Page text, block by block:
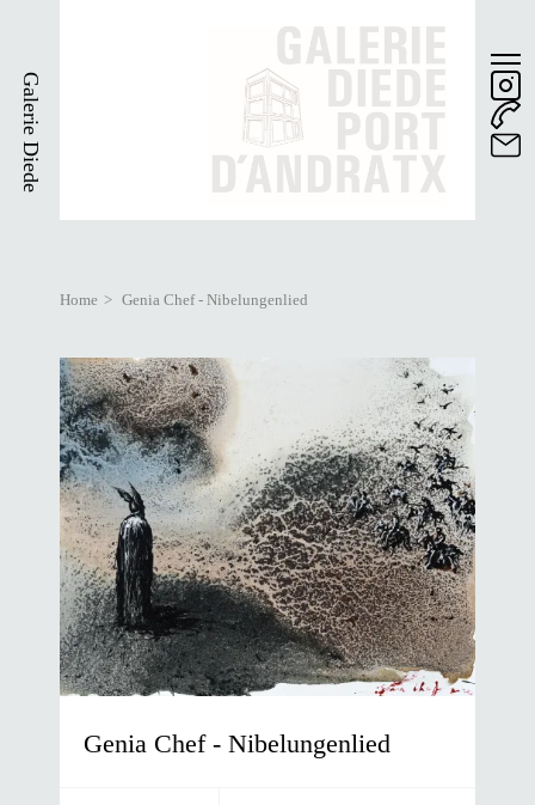
main
content
Galerie Diede
Breadcrumb
Home Genia Chef - Nibelungenlied
Genia Chef - Nibelungenlied